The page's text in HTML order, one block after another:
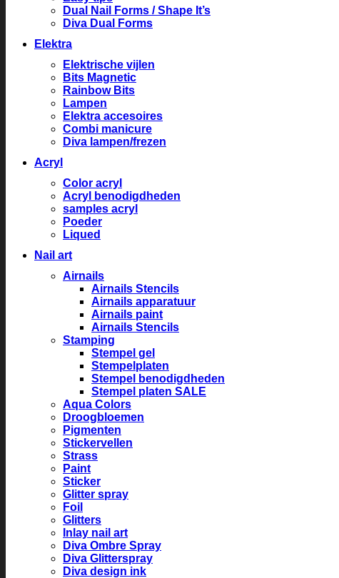
Dual Nail Forms / Shape It’s
Diva Dual Forms
Elektra
Elektrische vijlen
Bits Magnetic
Rainbow Bits
Lampen
Elektra accesoires
Combi manicure
Diva lampen/frezen
Acryl
Color acryl
Acryl benodigdheden
samples acryl
Poeder
Liqued
Nail art
Airnails
Airnails Stencils
Airnails apparatuur
Airnails paint
Airnails Stencils
Stamping
Stempel gel
Stempelplaten
Stempel benodigdheden
Stempel platen SALE
Aqua Colors
Droogbloemen
Pigmenten
Stickervellen
Strass
Paint
Sticker
Glitter spray
Foil
Glitters
Inlay nail art
Diva Ombre Spray
Diva Glitterspray
Diva design ink